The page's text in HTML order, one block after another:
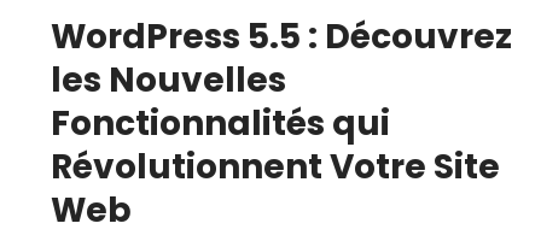
WordPress 5.5 : Découvrez
les Nouvelles
Fonctionnalités qui
Révolutionnent Votre Site
Web